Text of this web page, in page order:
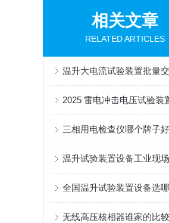
相关文章
RELATED ARTICLES